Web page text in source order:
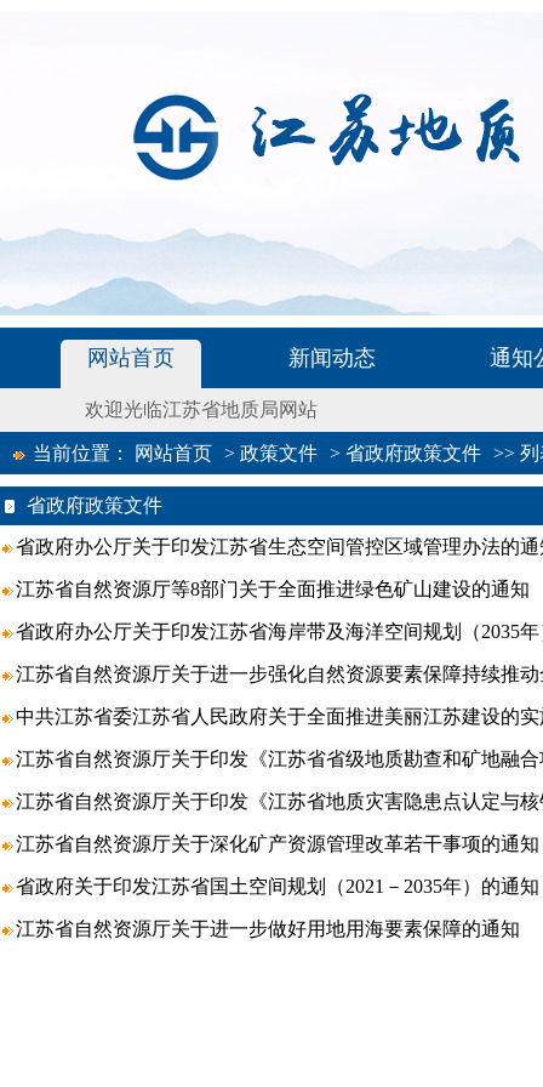
网站首页 新闻动态 通知
欢迎光临江苏省地质局网站
当前位置： 网站首页 > 政策文件 > 省政府政策文件 >> 列
省政府政策文件
省政府办公厅关于印发江苏省生态空间管控区域管理办法的通
江苏省自然资源厅等8部门关于全面推进绿色矿山建设的通知
省政府办公厅关于印发江苏省海岸带及海洋空间规划（2035
江苏省自然资源厅关于进一步强化自然资源要素保障持续推
中共江苏省委江苏省人民政府关于全面推进美丽江苏建设的
江苏省自然资源厅关于印发《江苏省省级地质勘查和矿地融
江苏省自然资源厅关于印发《江苏省地质灾害隐患点认定与
江苏省自然资源厅关于深化矿产资源管理改革若干事项的通知
省政府关于印发江苏省国土空间规划（2021－2035年）的通知
江苏省自然资源厅关于进一步做好用地用海要素保障的通知